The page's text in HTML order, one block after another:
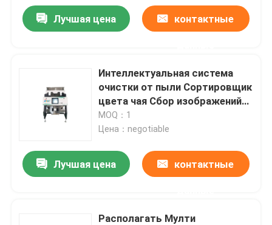
Лучшая цена контактные
Интеллектуальная система
очистки от пыли Сортировщик
цвета чая Сбор изображений
CCD
MOQ：1
Цена：negotiable
Лучшая цена контактные
Располагать Мулти